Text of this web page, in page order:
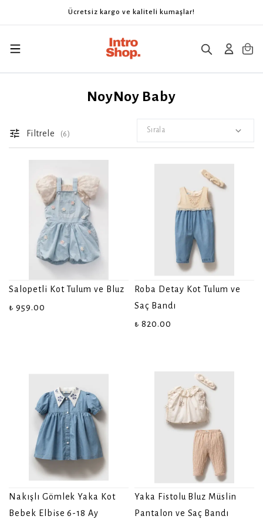
Ücretsiz kargo ve kaliteli kumaşlar!
NoyNoy Baby
Filtrele (6) Sırala
Salopetli Kot Tulum ve Bluz
₺ 959.00
Roba Detay Kot Tulum ve
Saç Bandı
₺ 820.00
Nakışlı Gömlek Yaka Kot
Bebek Elbise 6-18 Ay
Yaka Fistolu Bluz Müslin
Pantalon ve Saç Bandı